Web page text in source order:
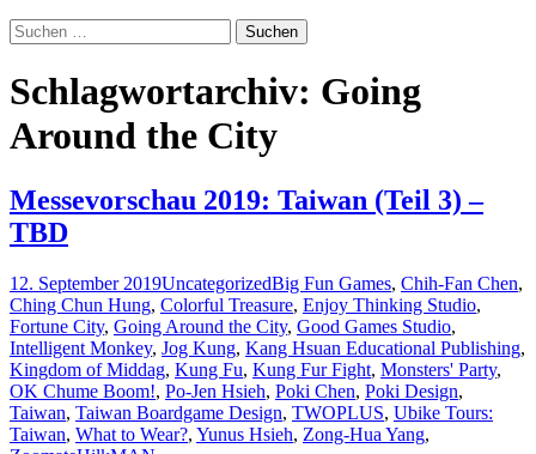
Suchen
nach:
Schlagwortarchiv: Going
Around the City
Messevorschau 2019: Taiwan (Teil 3) –
TBD
12. September 2019UncategorizedBig Fun Games, Chih-Fan Chen,
Ching Chun Hung, Colorful Treasure, Enjoy Thinking Studio,
Fortune City, Going Around the City, Good Games Studio,
Intelligent Monkey, Jog Kung, Kang Hsuan Educational Publishing,
Kingdom of Middag, Kung Fu, Kung Fur Fight, Monsters' Party,
OK Chume Boom!, Po-Jen Hsieh, Poki Chen, Poki Design,
Taiwan, Taiwan Boardgame Design, TWOPLUS, Ubike Tours:
Taiwan, What to Wear?, Yunus Hsieh, Zong-Hua Yang,